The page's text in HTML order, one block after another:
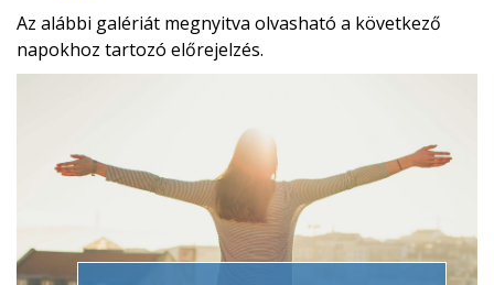
Az alábbi galériát megnyitva olvasható a következő
napokhoz tartozó előrejelzés.